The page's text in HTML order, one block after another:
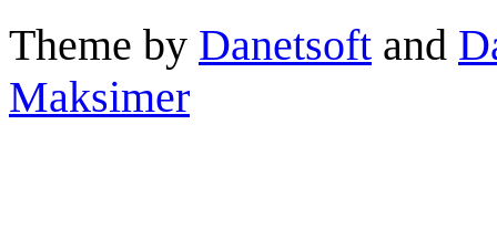
Theme by Danetsoft and
Maksimer